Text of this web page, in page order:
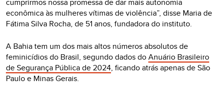
cumprirmos nossa promessa de dar mais autonomia
econômica às mulheres vítimas de violência”, disse Maria de
Fátima Silva Rocha, de 51 anos, fundadora do instituto.
A Bahia tem um dos mais altos números absolutos de
feminicídios do Brasil, segundo dados doAnuário Brasileiro
de Segurança Pública de 2024, ficando atrás apenas de São
Paulo e Minas Gerais.